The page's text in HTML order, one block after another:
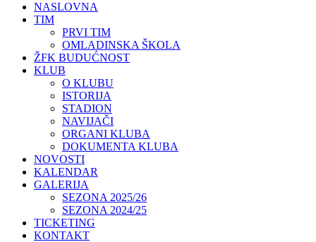
NASLOVNA
TIM
PRVI TIM
OMLADINSKA ŠKOLA
ŽFK BUDUĆNOST
KLUB
O KLUBU
ISTORIJA
STADION
NAVIJAČI
ORGANI KLUBA
DOKUMENTA KLUBA
NOVOSTI
KALENDAR
GALERIJA
SEZONA 2025/26
SEZONA 2024/25
TICKETING
KONTAKT